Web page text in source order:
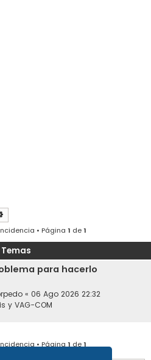
• Página 1 de1
Temas
para hacerlo
« 06 Ago 2026 22:32
y VAG-COM
• Página1de1